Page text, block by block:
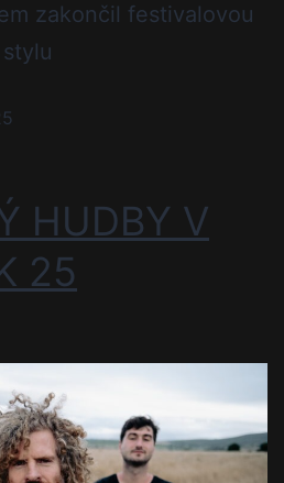
zakončil festivalovou
HUDBY V
25​